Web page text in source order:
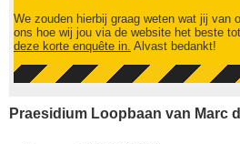
We zouden hierbij graag weten wat jij van
ons hoe wij jou via de website het beste
deze korte enquête in. Alvast bedankt!
Praesidium Loopbaan van Marc